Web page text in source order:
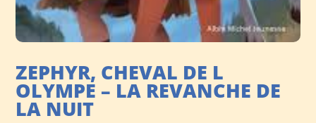
ZEPHYR, CHEVAL DE L
OLYMPE – LA REVANCHE DE
LA NUIT